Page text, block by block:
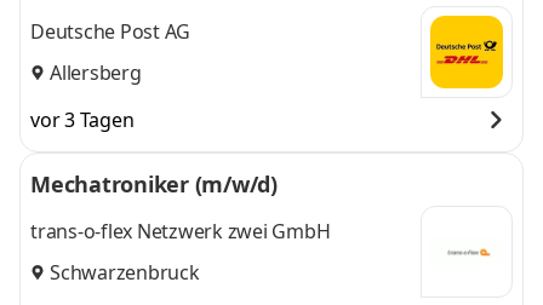
Deutsche Post AG
Allersberg
vor 3 Tagen
Mechatroniker (m/w/d)
trans-o-flex Netzwerk zwei GmbH
Schwarzenbruck